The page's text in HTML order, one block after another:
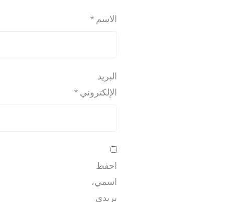
الاسم *
البريد
الإلكتروني *
احفظ
اسمي،
بريدي